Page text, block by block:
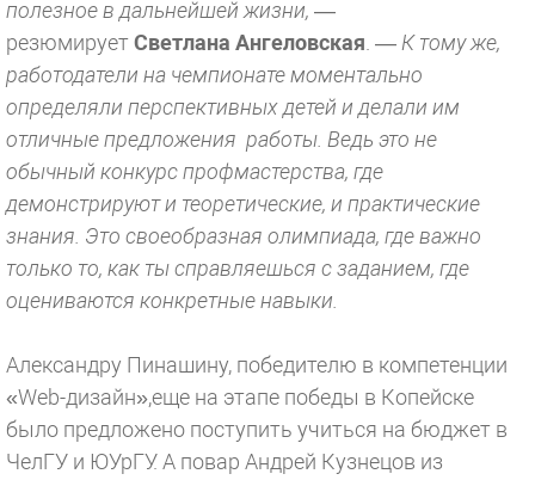
полезное в дальнейшей жизни, —
резюмируетСветлана Ангеловская . — К тому же,
работодатели на чемпионате моментально
определяли перспективных детей и делали им
отличные предложения работы. Ведь это не
обычный конкурс профмастерства, где
демонстрируют и теоретические, и практические
знания. Это своеобразная олимпиада, где важно
только то, как ты справляешься с заданием, где
оцениваются конкретные навыки.
Александру Пинашину, победителю в компетенции
«Web-дизайн»,еще на этапе победы в Копейске
было предложено поступить учиться на бюджет в
ЧелГУ и ЮУрГУ. А повар Андрей Кузнецов из